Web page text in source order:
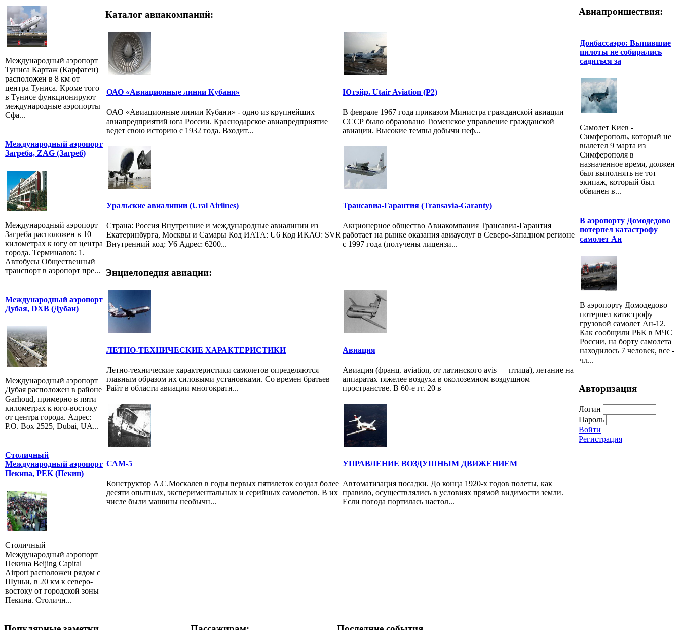
Международный аэропорт
Туниса Картаж (Карфаген)
расположен в 8 км от
центра Туниса. Кроме того
в Тунисе функционируют
международные аэропорты
Сфа...
Международный аэропорт
Загреба, ZAG (Загреб)
Международный аэропорт
Загреба расположен в 10
километрах к югу от центра
города. Терминалов: 1.
Автобусы Общественный
транспорт в аэропорт пре...
Международный аэропорт
Дубая, DXB (Дубаи)
Международный аэропорт
Дубая расположен в районе
Garhoud, примерно в пяти
километрах к юго-востоку
от центра города. Адрес:
P.O. Box 2525, Dubai, UA...
Столичный
Международный аэропорт
Пекина, PEK (Пекин)
Столичный
Международный аэропорт
Пекина Beijing Capital
Airport расположен рядом с
Шуньи, в 20 км к северо-
востоку от городской зоны
Пекина. Столичн...
Каталог авиакомпаний:
ОАО «Авиационные линии Кубани»
ОАО «Авиационные линии Кубани» - одно из крупнейших
авиапредприятий юга России. Краснодарское авиапредприятие
ведет свою историю с 1932 года. Входит...
Ютэйр. Utair Aviation (P2)
В феврале 1967 года приказом Министра гражданской авиации
СССР было образовано Тюменское управление гражданской
авиации. Высокие темпы добычи неф...
Уральские авиалинии (Ural Airlines)
Страна: Россия Внутренние и международные авиалинии из
Екатеринбурга, Москвы и Самары Код ИАТА: U6 Код ИКАО: SVR
Внутренний код: У6 Адрес: 6200...
Трансавиа-Гарантия (Transavia-Garanty)
Акционерное общество Авиакомпания Трансавиа-Гарантия
работает на рынке оказания авиауслуг в Северо-Западном регионе
с 1997 года (получены лицензи...
Энциелопедия авиации:
ЛЕТНО-ТЕХНИЧЕСКИЕ ХАРАКТЕРИСТИКИ
Летно-технические характеристики самолетов определяются
главным образом их силовыми установками. Со времен братьев
Райт в области авиации многократн...
Авиация
Авиация (франц. aviation, от латинского avis — птица), летание на
аппаратах тяжелее воздуха в околоземном воздушном
пространстве. В 60-е гг. 20 в
САМ-5
Конструктор А.С.Москалев в годы первых пятилеток создал более
десяти опытных, экспериментальных и серийных самолетов. В их
числе были машины необычн...
УПРАВЛЕНИЕ ВОЗДУШНЫМ ДВИЖЕНИЕМ
Автоматизация посадки. До конца 1920-х годов полеты, как
правило, осуществлялись в условиях прямой видимости земли.
Если погода портилась настол...
Авиапроишествия:
Донбассаэро: Выпившие
пилоты не собирались
садиться за
Самолет Киев -
Симферополь, который не
вылетел 9 марта из
Симферополя в
назначенное время, должен
был выполнять не тот
экипаж, который был
обвинен в...
В аэропорту Домодедово
потерпел катастрофу
самолет Ан
В аэропорту Домодедово
потерпел катастрофу
грузовой самолет Ан-12.
Как сообщили РБК в МЧС
России, на борту самолета
находилось 7 человек, все -
чл...
Авторизация
Логин
Пароль
Войти
Регистрация